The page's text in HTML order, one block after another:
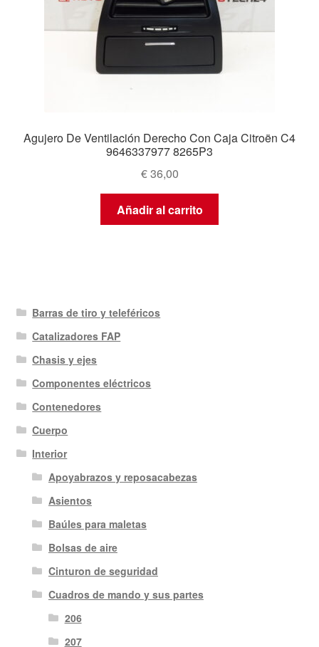
Agujero De Ventilación Derecho Con Caja Citroën C4
9646337977 8265P3
€36,00
Añadir al carrito
Barras de tiro y teleféricos
Catalizadores FAP
Chasis y ejes
Componentes eléctricos
Contenedores
Cuerpo
Interior
Apoyabrazos y reposacabezas
Asientos
Baúles para maletas
Bolsas de aire
Cinturon de seguridad
Cuadros de mando y sus partes
206
207